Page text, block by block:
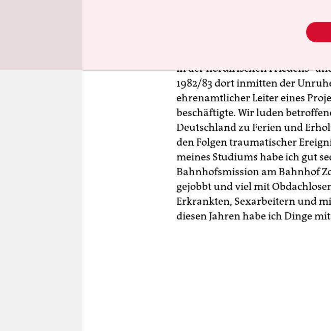
Von welchen Erfahrungen
in der nordirischen Friedens-
1982/83 dort inmitten der
ehrenamtlicher Leiter eines
beschäftigte. Wir luden
Deutschland zu Ferien und
den Folgen traumatischer
meines Studiums habe ich gut
Bahnhofsmission am Bahnhof
gejobbt und viel mit
Erkrankten, Sexarbeitern und
diesen Jahren habe ich Dinge